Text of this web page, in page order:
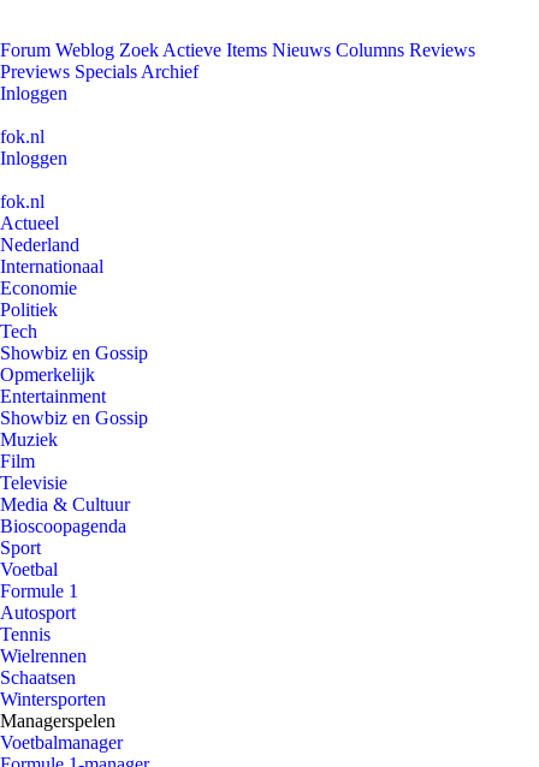
Forum Weblog Zoek Actieve Items Nieuws Columns Reviews
Previews Specials Archief
Inloggen
fok.nl
Inloggen
fok.nl
Actueel
Nederland
Internationaal
Economie
Politiek
Tech
Showbiz en Gossip
Opmerkelijk
Entertainment
Showbiz en Gossip
Muziek
Film
Televisie
Media & Cultuur
Bioscoopagenda
Sport
Voetbal
Formule 1
Autosport
Tennis
Wielrennen
Schaatsen
Wintersporten
Managerspelen
Voetbalmanager